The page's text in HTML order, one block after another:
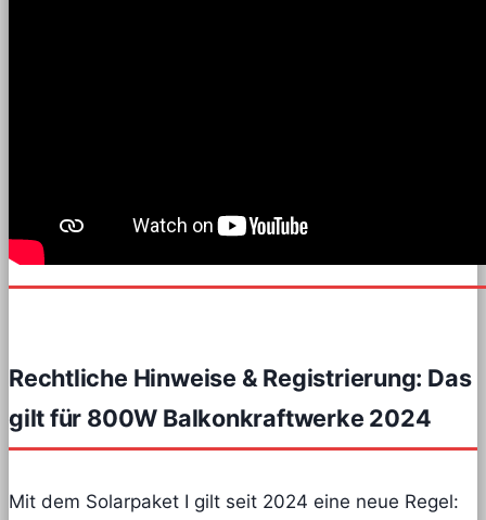
Rechtliche Hinweise & Registrierung: Das
gilt für 800W Balkonkraftwerke 2024
Mit dem Solarpaket I gilt seit 2024 eine neue Regel: